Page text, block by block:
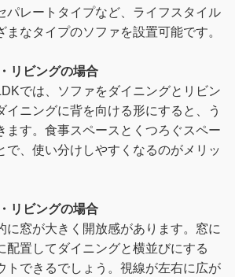
パレートタイプなど、ライフスタイル
まなタイプのソファを設置可能です。
リビングの場合
では、ソファをダイニングとリビン
イニングに背を向ける形にすると、う
ます。食事スペースとくつろぐスペー
で、使い分けしやすくなるのがメリッ
リビングの場合
に窓が大きく開放感があります。窓に
配置してダイニングと横並びにする
トできるでしょう。視線が左右に広が